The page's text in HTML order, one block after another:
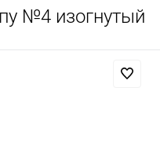
№4 изогнутый